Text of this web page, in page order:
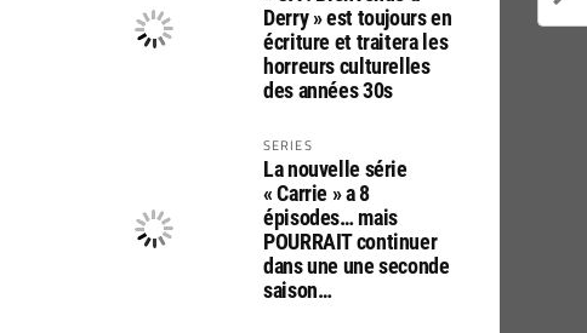
Derry » est toujours en
écriture et traitera les
horreurs culturelles
des années 30s
SERIES
La nouvelle série
« Carrie » a 8
épisodes… mais
POURRAIT continuer
dans une une seconde
saison…